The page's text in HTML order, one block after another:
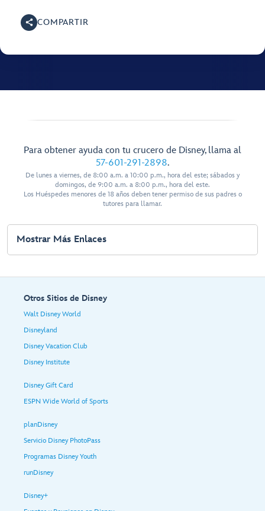
COMPARTIR
Para obtener ayuda con tu crucero de Disney, llama al
57-601-291-2898.
De lunes a viernes, de 8:00 a.m. a 10:00 p.m., hora del este; sábados y
domingos, de 9:00 a.m. a 8:00 p.m., hora del este.
Los Huéspedes menores de 18 años deben tener permiso de sus padres o
tutores para llamar.
Mostrar Más Enlaces
Otros Sitios de Disney
Walt Disney World
Disneyland
Disney Vacation Club
Disney Institute
Disney Gift Card
ESPN Wide World of Sports
planDisney
Servicio Disney PhotoPass
Programas Disney Youth
runDisney
Disney+